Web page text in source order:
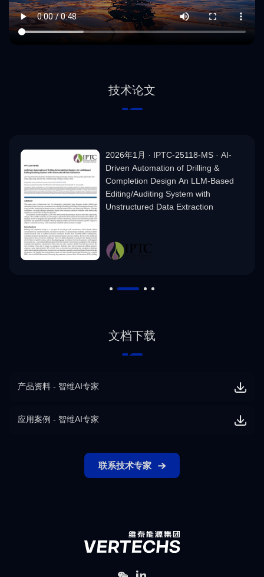
技术论文
2026年1月 · IPTC-25118-MS · AI-
Driven Automation of Drilling &
Completion Design An LLM-Based
Editing/Auditing System with
Unstructured Data Extraction
文档下载
产品资料 - 智维AI专家
应用案例 - 智维AI专家
联系技术专家